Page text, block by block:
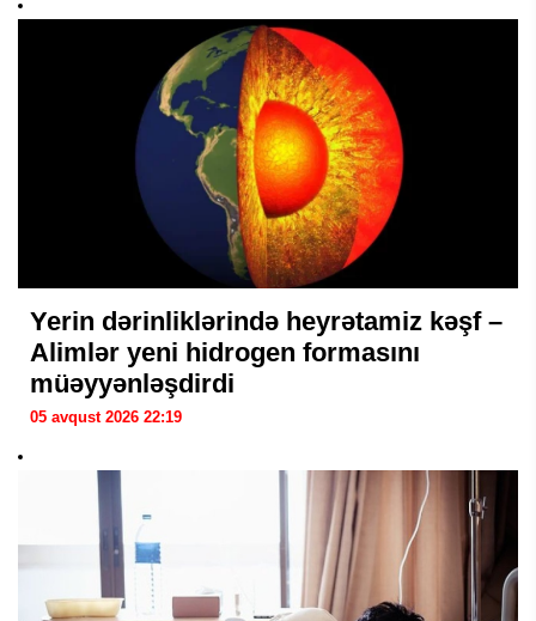
Yerin dərinliklərində heyrətamiz kəşf –
Alimlər yeni hidrogen formasını
müəyyənləşdirdi
05 avqust 2026 22:19